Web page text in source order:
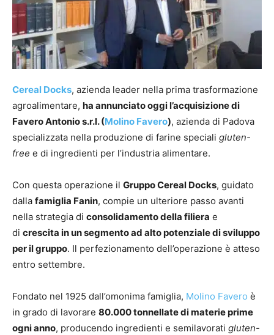
Cereal Docks, azienda leader nella prima trasformazione
agroalimentare, ha annunciato oggi l’acquisizione di
Favero Antonio s.r.l. (Molino Favero), azienda di Padova
specializzata nella produzione di farine speciali gluten-
free e di ingredienti per l’industria alimentare.
Con questa operazione il Gruppo Cereal Docks, guidato
dalla famiglia Fanin, compie un ulteriore passo avanti
nella strategia di consolidamento della filiera e
di crescita in un segmento ad alto potenziale di sviluppo
per il gruppo. Il perfezionamento dell’operazione è atteso
entro settembre.
Fondato nel 1925 dall’omonima famiglia, Molino Favero è
in grado di lavorare 80.000 tonnellate di materie prime
ogni anno, producendo ingredienti e semilavorati gluten-